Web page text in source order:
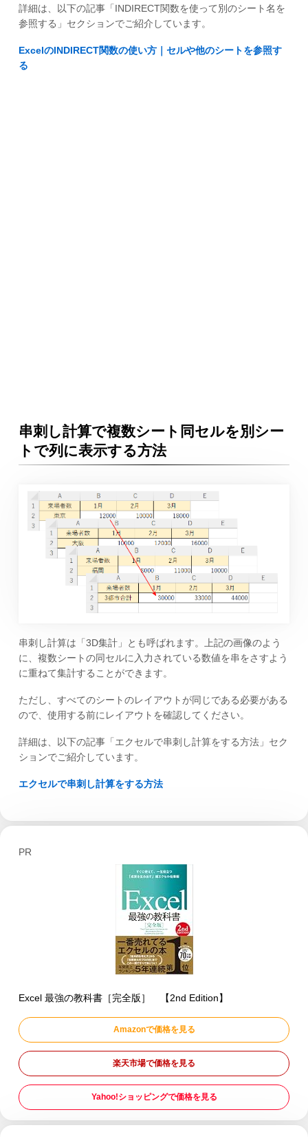
詳細は、以下の記事「INDIRECT関数を使って別のシート名を
参照する」セクションでご紹介しています。
ExcelのINDIRECT関数の使い方｜セルや他のシートを参照す
る
串刺し計算で複数シート同セルを別シー
トで列に表示する方法
串刺し計算は「3D集計」とも呼ばれます。上記の画像のよう
に、複数シートの同セルに入力されている数値を串をさすよう
に重ねて集計することができます。
ただし、すべてのシートのレイアウトが同じである必要がある
ので、使用する前にレイアウトを確認してください。
詳細は、以下の記事「エクセルで串刺し計算をする方法」セク
ションでご紹介しています。
エクセルで串刺し計算をする方法
PR
Excel 最強の教科書［完全版］ 【2nd Edition】
Amazonで価格を見る
楽天市場で価格を見る
Yahoo!ショッピングで価格を見る